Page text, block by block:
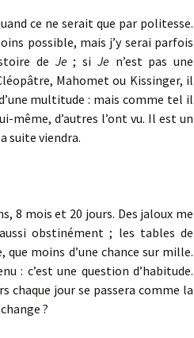
ce ne serait que par politesse.
possible, mais j’y serai parfois
de Je; si Jen’est pas une
Mahomet ou Kissinger, il
multitude : mais comme tel il
même, d’autres l’ont vu. Il est un
suite viendra.
8 mois et 20 jours. Des jaloux me
obstinément ; les tables de
moins d’une chance sur mille.
: c’est une question d’habitude.
chaque jour se passera comme la
?